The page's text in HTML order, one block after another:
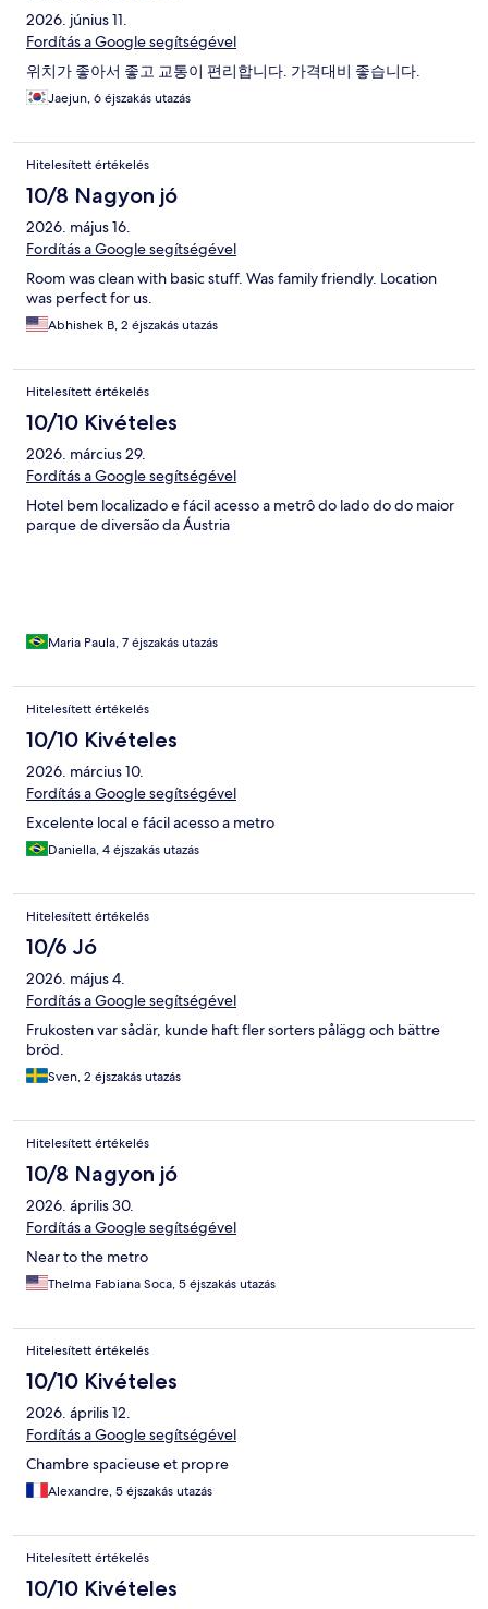
2026. június 11.
Fordítás a Google segítségével
위치가 좋아서 좋고 교통이 편리합니다. 가격대비 좋습니다.
Jaejun, 6 éjszakás utazás
Hitelesített értékelés
10/8 Nagyon jó
2026. május 16.
Fordítás a Google segítségével
Room was clean with basic stuff. Was family friendly. Location
was perfect for us.
Abhishek B, 2 éjszakás utazás
Hitelesített értékelés
10/10 Kivételes
2026. március 29.
Fordítás a Google segítségével
Hotel bem localizado e fácil acesso a metrô do lado do do maior
parque de diversão da Áustria
Maria Paula, 7 éjszakás utazás
Hitelesített értékelés
10/10 Kivételes
2026. március 10.
Fordítás a Google segítségével
Excelente local e fácil acesso a metro
Daniella, 4 éjszakás utazás
Hitelesített értékelés
10/6 Jó
2026. május 4.
Fordítás a Google segítségével
Frukosten var sådär, kunde haft fler sorters pålägg och bättre
bröd.
Sven, 2 éjszakás utazás
Hitelesített értékelés
10/8 Nagyon jó
2026. április 30.
Fordítás a Google segítségével
Near to the metro
Thelma Fabiana Soca, 5 éjszakás utazás
Hitelesített értékelés
10/10 Kivételes
2026. április 12.
Fordítás a Google segítségével
Chambre spacieuse et propre
Alexandre, 5 éjszakás utazás
Hitelesített értékelés
10/10 Kivételes